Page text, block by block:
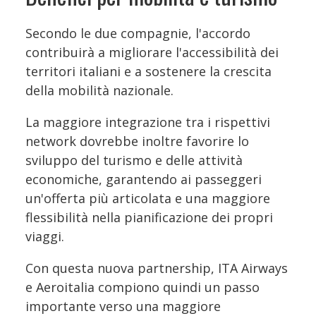
Secondo le due compagnie, l'accordo
contribuirà a migliorare l'accessibilità dei
territori italiani e a sostenere la crescita
della mobilità nazionale.
La maggiore integrazione tra i rispettivi
network dovrebbe inoltre favorire lo
sviluppo del turismo e delle attività
economiche, garantendo ai passeggeri
un'offerta più articolata e una maggiore
flessibilità nella pianificazione dei propri
viaggi.
Con questa nuova partnership, ITA Airways
e Aeroitalia compiono quindi un passo
importante verso una maggiore